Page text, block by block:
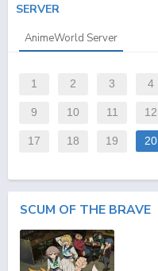
SERVER
AnimeWorld Server
1 2 3 4
9 10 11 12
17 18 19 20
SCUM OF THE BRAVE